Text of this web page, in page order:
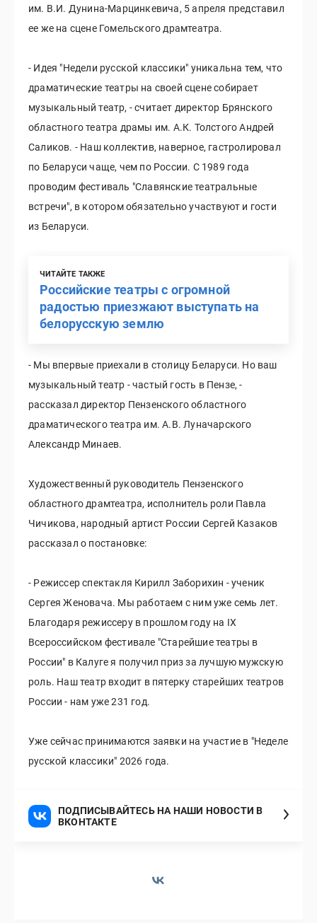
им. В.И. Дунина-Марцинкевича, 5 апреля представил
ее же на сцене Гомельского драмтеатра.
- Идея "Недели русской классики" уникальна тем, что
драматические театры на своей сцене собирает
музыкальный театр, - считает директор Брянского
областного театра драмы им. А.К. Толстого Андрей
Саликов. - Наш коллектив, наверное, гастролировал
по Беларуси чаще, чем по России. С 1989 года
проводим фестиваль "Славянские театральные
встречи", в котором обязательно участвуют и гости
из Беларуси.
ЧИТАЙТЕ ТАКЖЕ
Российские театры с огромной
радостью приезжают выступать на
белорусскую землю
- Мы впервые приехали в столицу Беларуси. Но ваш
музыкальный театр - частый гость в Пензе, -
рассказал директор Пензенского областного
драматического театра им. А.В. Луначарского
Александр Минаев.
Художественный руководитель Пензенского
областного драмтеатра, исполнитель роли Павла
Чичикова, народный артист России Сергей Казаков
рассказал о постановке:
- Режиссер спектакля Кирилл Заборихин - ученик
Сергея Женовача. Мы работаем с ним уже семь лет.
Благодаря режиссеру в прошлом году на IX
Всероссийском фестивале "Старейшие театры в
России" в Калуге я получил приз за лучшую мужскую
роль. Наш театр входит в пятерку старейших театров
России - нам уже 231 год.
Уже сейчас принимаются заявки на участие в "Неделе
русской классики" 2026 года.
ПОДПИСЫВАЙТЕСЬ НА НАШИ НОВОСТИ В
ВКОНТАКТЕ